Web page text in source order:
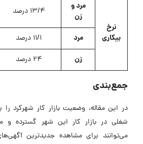
نرخ
بیکاری
مرد و
زن
13/4 درصد
مرد 11/1 درصد
زن 24 درصد
‌جمع‌بندی
در این مقاله، وضعیت بازار کار شهرکرد
شغلی در بازار کار این شهر گسترده و
می‌توانند برای مشاهده جدیدترین